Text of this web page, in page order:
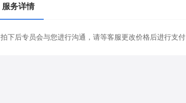
服务详情
拍下后专员会与您进行沟通，请等客服更改价格后进行支付